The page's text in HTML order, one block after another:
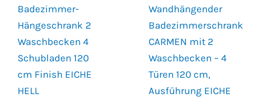
Badezimmer-
Hängeschrank 2
Waschbecken 4
Schubladen 120
cm Finish EICHE
HELL
Wandhängender
Badezimmerschrank
CARMEN mit 2
Waschbecken – 4
Türen 120 cm,
Ausführung EICHE